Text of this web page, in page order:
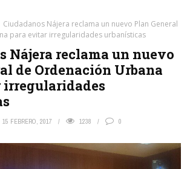
Ciudadanos Nájera reclama un nuevo Plan General
para evitar irregularidades urbanísticas
Nájera reclama un nuevo
de Ordenación Urbana
15 FEBRERO, 2017 1238 0